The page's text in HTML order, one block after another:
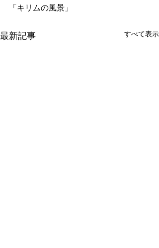
「キリムの風景」
最新記事 すべて表示